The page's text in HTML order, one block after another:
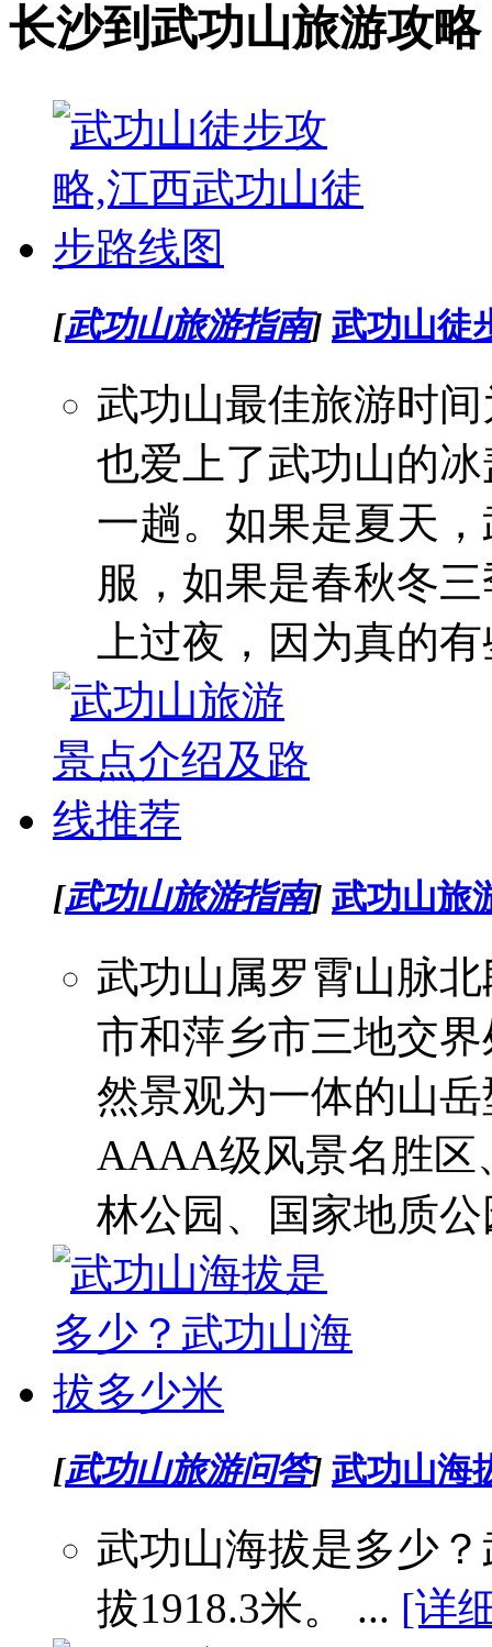
长沙到武功山旅游攻略
[武功山旅游指南] 武功山徒
武功山最佳旅游时
也爱上了武功山的
一趟。如果是夏天
服，如果是春秋冬
上过夜，因为真的
[武功山旅游指南] 武功山旅
武功山属罗霄山脉
市和萍乡市三地交
然景观为一体的山
AAAA级风景名胜区
林公园、国家地质
[武功山旅游问答] 武功山海
武功山海拔是多少
拔1918.3米。 ... [详